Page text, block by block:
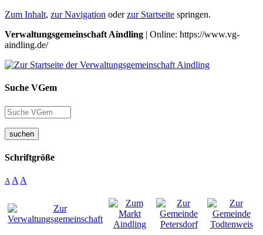
Zum Inhalt, zur Navigation oderzur Startseite springen.
Verwaltungsgemeinschaft Aindling | Online: https://www.vg-
aindling.de/
Suche VGem
suchen
Schriftgröße
A A A